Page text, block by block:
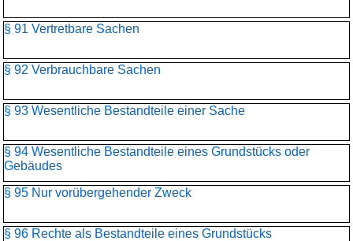
§ 91 Vertretbare Sachen
§ 92 Verbrauchbare Sachen
§ 93 Wesentliche Bestandteile einer Sache
§ 94 Wesentliche Bestandteile eines Grundstücks oder
Gebäudes
§ 95 Nur vorübergehender Zweck
§ 96 Rechte als Bestandteile eines Grundstücks